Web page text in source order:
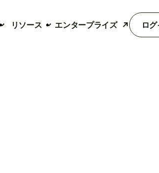
リソース エンタープライズ ロ